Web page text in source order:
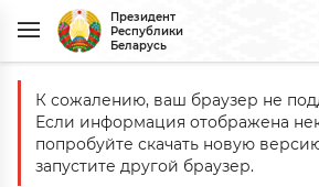
Президент
Республики
Беларусь
Главная События Александр
Александр Лукашенко
Даниэля Ортегу с
К сожалению, ваш браузер не
Если информация отображена
попробуйте скачать новую
запустите другой браузер.